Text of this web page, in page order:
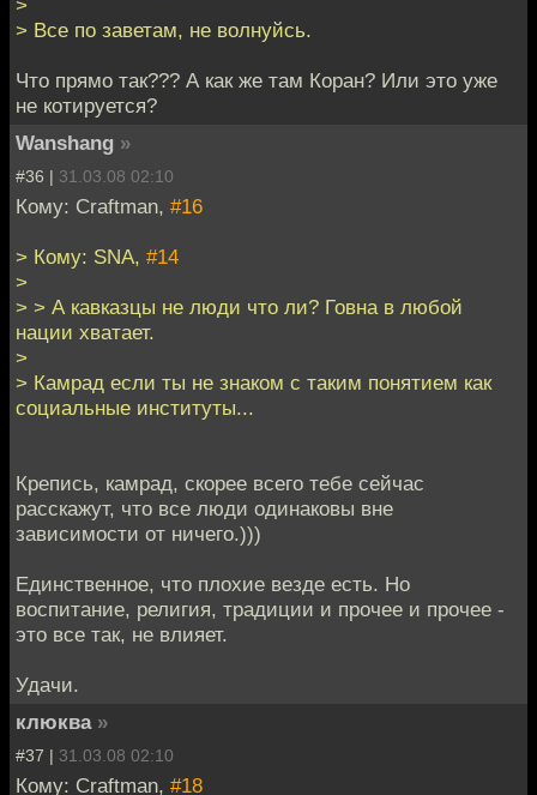
>
> Все по заветам, не волнуйсь.
Что прямо так??? А как же там Коран? Или это уже
не котируется?
Wanshang »
#36 | 31.03.08 02:10
Кому: Craftman, #16
> Кому: SNA, #14
>
> > А кавказцы не люди что ли? Говна в любой
нации хватает.
>
> Камрад если ты не знаком с таким понятием как
социальные институты...
Крепись, камрад, скорее всего тебе сейчас
расскажут, что все люди одинаковы вне
зависимости от ничего.)))
Единственное, что плохие везде есть. Но
воспитание, религия, традиции и прочее и прочее -
это все так, не влияет.
Удачи.
клюква »
#37 | 31.03.08 02:10
Кому: Craftman, #18